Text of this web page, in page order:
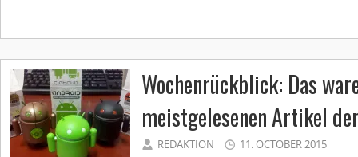
Wochenrückblick: Das
meistgelesenen Artikel
REDAKTION 11. OCTOBER 2015